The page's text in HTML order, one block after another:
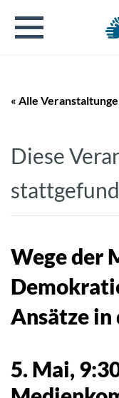
« Alle
Diese
Wege der
Ansätze in
5. Mai,